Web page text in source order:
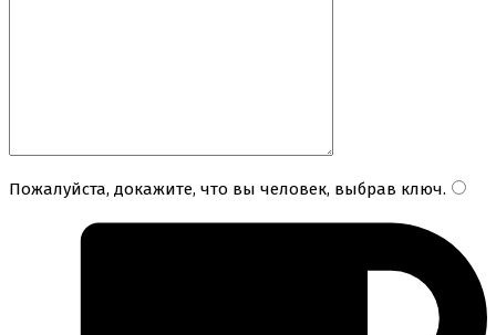
Пожалуйста, докажите, что вы человек, выбрав ключ.